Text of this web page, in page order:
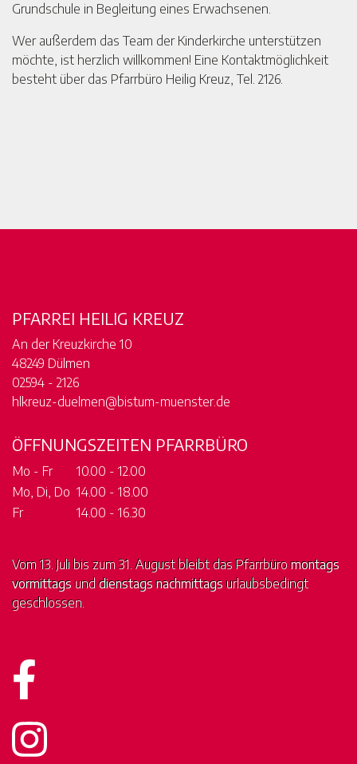
Grundschule in Begleitung eines Erwachsenen.
Wer außerdem das Team der Kinderkirche unterstützen
möchte, ist herzlich willkommen! Eine Kontaktmöglichkeit
besteht über das Pfarrbüro Heilig Kreuz, Tel. 2126.
PFARREI HEILIG KREUZ
An der Kreuzkirche 10
48249 Dülmen
02594 - 2126
hlkreuz-duelmen@bistum-muenster.de
ÖFFNUNGSZEITEN PFARRBÜRO
Mo - Fr
10.00 - 12.00
Mo, Di, Do 14.00 - 18.00
Fr
14.00 - 16.30
Vom 13. Juli bis zum 31. August bleibt das Pfarrbüromontags
vormittags und dienstags nachmittags urlaubsbedingt
geschlossen.